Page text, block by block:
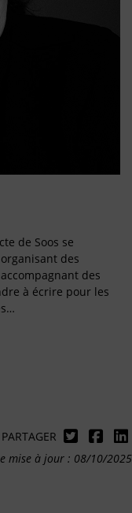
de Soos se
des
des
à écrire pour les
PARTAGER
mise à jour : 08/10/2025